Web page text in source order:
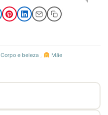
Corpo e beleza , Mãe